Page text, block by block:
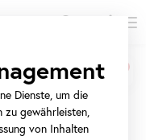
Jahre
Dienste, um die
zu gewährleisten,
von Inhalten